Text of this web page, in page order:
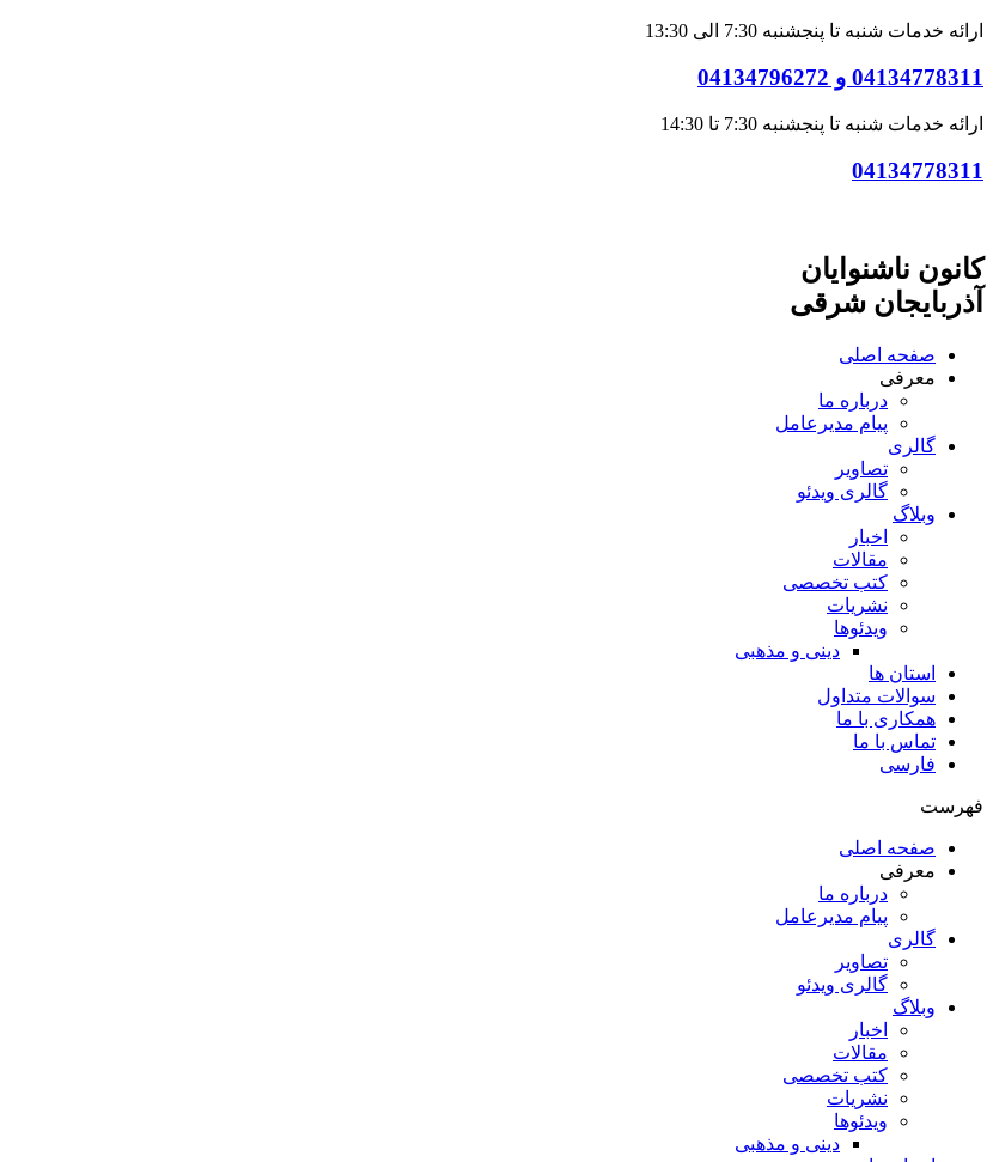
ارائه خدمات شنبه تا پنجشنبه 7:30 الی 13:30
04134778311 و 04134796272
ارائه خدمات شنبه تا پنجشنبه 7:30 تا 14:30
04134778311
کانون ناشنوایان
آذربایجان شرقی
صفحه اصلی
معرفی
درباره ما
پیام مدیرعامل
گالری
تصاویر
گالری ویدئو
وبلاگ
اخبار
مقالات
کتب تخصصی
نشریات
ویدئوها
دینی و مذهبی
استان ها
سوالات متداول
همکاری با ما
تماس با ما
فارسی
فهرست
صفحه اصلی
معرفی
درباره ما
پیام مدیرعامل
گالری
تصاویر
گالری ویدئو
وبلاگ
اخبار
مقالات
کتب تخصصی
نشریات
ویدئوها
دینی و مذهبی